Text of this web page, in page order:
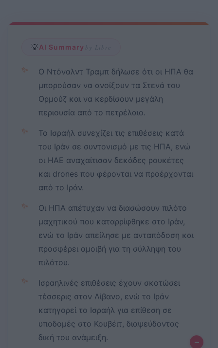
💡AI Summary by Libre
✨
Ο Ντόναλντ Τραμπ δήλωσε ότι οι ΗΠΑ θα
μπορούσαν να ανοίξουν τα Στενά του
Ορμούζ και να κερδίσουν μεγάλη
περιουσία από το πετρέλαιο.
✨
Το Ισραήλ συνεχίζει τις επιθέσεις κατά
του Ιράν σε συντονισμό με τις ΗΠΑ, ενώ
οι ΗΑΕ αναχαίτισαν δεκάδες ρουκέτες
και drones που φέρονται να προέρχονται
από το Ιράν.
✨
Οι ΗΠΑ απέτυχαν να διασώσουν πιλότο
μαχητικού που καταρρίφθηκε στο Ιράν,
ενώ το Ιράν απείλησε με ανταπόδοση και
προσφέρει αμοιβή για τη σύλληψη του
πιλότου.
✨
Ισραηλινές επιθέσεις έχουν σκοτώσει
τέσσερις στον Λίβανο, ενώ το Ιράν
κατηγορεί το Ισραήλ για επίθεση σε
υποδομές στο Κουβέιτ, διαψεύδοντας
δική του ανάμειξη.
–